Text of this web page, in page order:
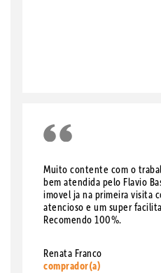
Muito contente com o
bem atendida pelo Flavio
imovel ja na primeira visita
atencioso e um super
Recomendo 100%.
Renata Franco
comprador(a)